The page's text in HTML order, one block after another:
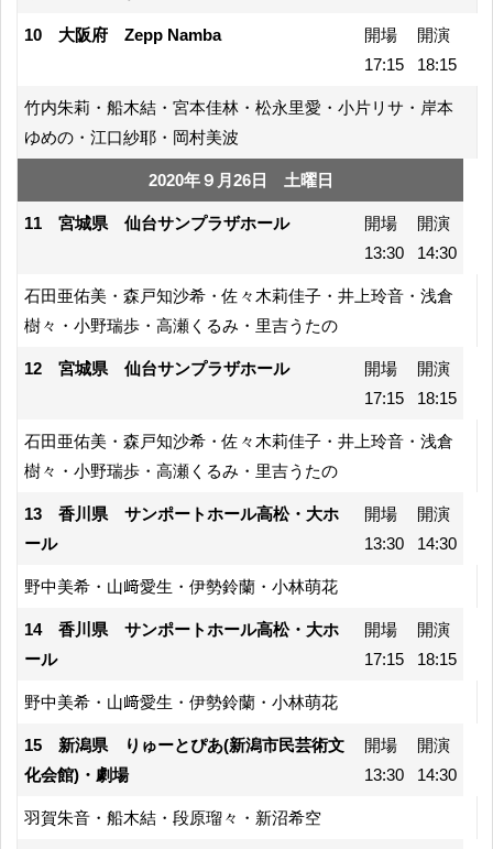
10 大阪府 Zepp Namba
開場
17:15
開演
18:15
竹内朱莉・船木結・宮本佳林・松永里愛・小片リサ・岸本
ゆめの・江口紗耶・岡村美波
2020年９月26日 土曜日
11 宮城県 仙台サンプラザホール
開場
13:30
開演
14:30
石田亜佑美・森戸知沙希・佐々木莉佳子・井上玲音・浅倉
樹々・小野瑞歩・高瀬くるみ・里吉うたの
12 宮城県 仙台サンプラザホール
開場
17:15
開演
18:15
石田亜佑美・森戸知沙希・佐々木莉佳子・井上玲音・浅倉
樹々・小野瑞歩・高瀬くるみ・里吉うたの
13 香川県 サンポートホール高松・大ホ
ール
開場
13:30
開演
14:30
野中美希・山﨑愛生・伊勢鈴蘭・小林萌花
14 香川県 サンポートホール高松・大ホ
ール
開場
17:15
開演
18:15
野中美希・山﨑愛生・伊勢鈴蘭・小林萌花
15 新潟県 りゅーとぴあ(新潟市民芸術文
化会館)・劇場
開場
13:30
開演
14:30
羽賀朱音・船木結・段原瑠々・新沼希空